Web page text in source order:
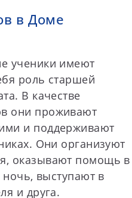
в Доме
ученики имеют
роль старшей
В качестве
они проживают
и поддерживают
Они организуют
оказывают помощь в
выступают в
и друга.